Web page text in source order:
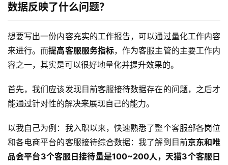
数据反映了什么问题？
想要写出一份内容充实的工作报告，可以通过量化工作内容
来进行。而提高客服服务指标，作为客服主管的主要工作内
容之一，其实是可以很好地量化并提升效果的。
首先，我们应该发现目前客服接待数据存在的问题，之后才
能通过针对性的解决来展现自己的能力。
以我自己为例：我入职以来，快速熟悉了整个客服部各岗位
和各电商平台的客服接待综合数据：我了解到目前京东和唯
品会平台3个客服日接待量是100~200人，天猫3个客服日